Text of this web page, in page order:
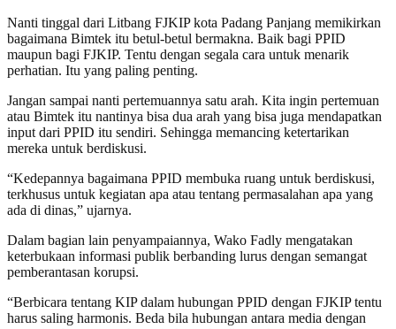
Nanti tinggal dari Litbang FJKIP kota Padang Panjang memikirkan
bagaimana Bimtek itu betul-betul bermakna. Baik bagi PPID
maupun bagi FJKIP. Tentu dengan segala cara untuk menarik
perhatian. Itu yang paling penting.
Jangan sampai nanti pertemuannya satu arah. Kita ingin pertemuan
atau Bimtek itu nantinya bisa dua arah yang bisa juga mendapatkan
input dari PPID itu sendiri. Sehingga memancing ketertarikan
mereka untuk berdiskusi.
“Kedepannya bagaimana PPID membuka ruang untuk berdiskusi,
terkhusus untuk kegiatan apa atau tentang permasalahan apa yang
ada di dinas,” ujarnya.
Dalam bagian lain penyampaiannya, Wako Fadly mengatakan
keterbukaan informasi publik berbanding lurus dengan semangat
pemberantasan korupsi.
“Berbicara tentang KIP dalam hubungan PPID dengan FJKIP tentu
harus saling harmonis. Beda bila hubungan antara media dengan